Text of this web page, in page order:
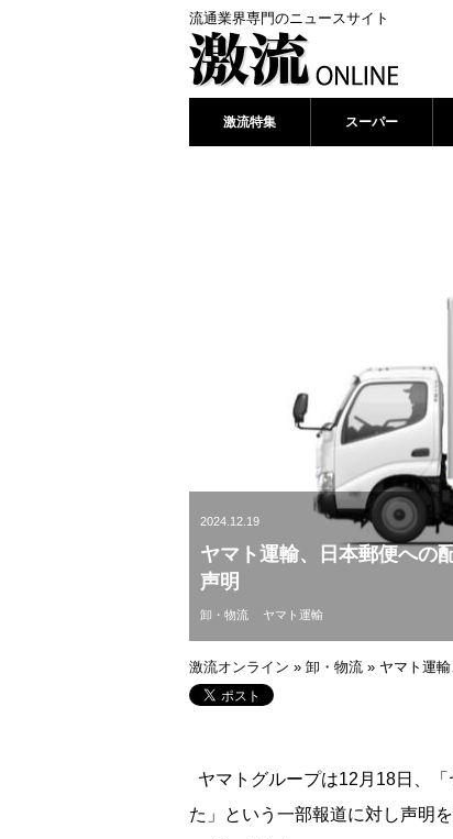
流通業界専門のニュースサイト
激流特集 スーパー
2024.12.19
ヤマト運輸、日本郵便への
声明
卸・物流 ヤマト運輸
激流オンライン » 卸・物流 » ヤマト運
ヤマトグループは12月18日、
た」という一部報道に対し声明